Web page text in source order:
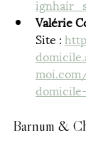
Valérie
Site :
Barnum &